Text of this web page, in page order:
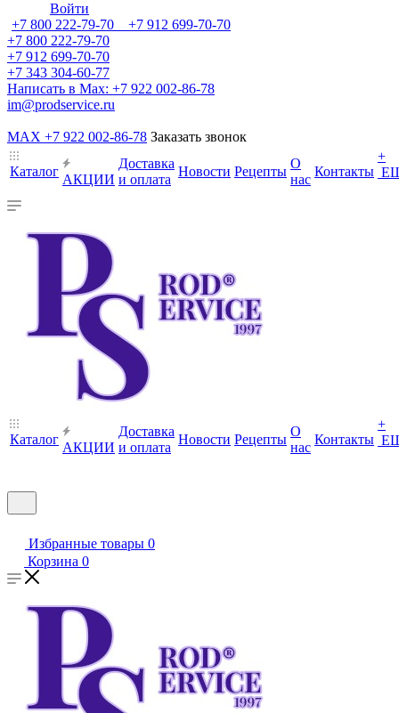
Войти
+7 800 222-79-70 +7 912 699-70-70
+7 800 222-79-70
+7 912 699-70-70
+7 343 304-60-77
Написать в Max: +7 922 002-86-78
im@prodservice.ru
MAX +7 922 002-86-78 Заказать звонок
Каталог
АКЦИИ
Доставка
и оплата
Новости Рецепты
О
нас
Контакты
+
Каталог
АКЦИИ
Доставка
и оплата
Новости Рецепты
О
нас
Контакты
+
Избранные товары 0
Корзина 0